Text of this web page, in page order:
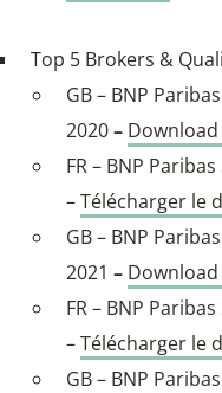
Top 5 Brokers &
GB – BNP
2020–
FR – BNP
–Télécharger le
GB – BNP
2021 –
FR – BNP
–Télécharger le
GB – BNP